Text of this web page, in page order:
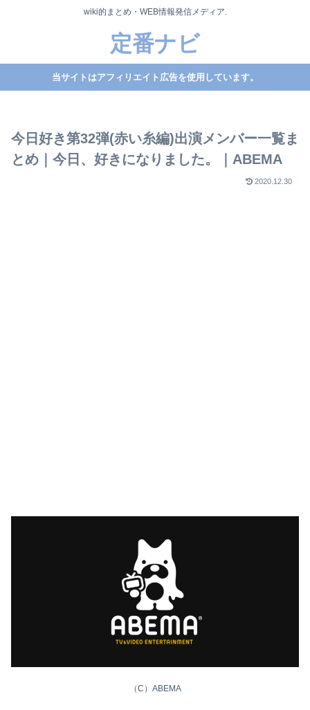
wiki的まとめ・WEB情報発信メディア.
定番ナビ
当サイトはアフィリエイト広告を使用しています。
今日好き第32弾(赤い糸編)出演メンバー一覧ま
とめ｜今日、好きになりました。｜ABEMA
2020.12.30
（C）ABEMA